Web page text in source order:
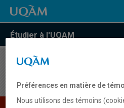
Étudier à l'UQAM
Aucun résultat
Préférences en matière de
Nous utilisons des témoins